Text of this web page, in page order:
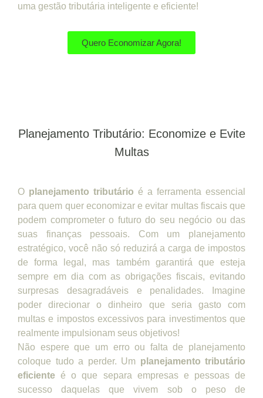
uma gestão tributária inteligente e eficiente!
Quero Economizar Agora!
Planejamento Tributário: Economize e Evite
Multas
O planejamento tributário é a ferramenta essencial
para quem quer economizar e evitar multas fiscais que
podem comprometer o futuro do seu negócio ou das
suas finanças pessoais. Com um planejamento
estratégico, você não só reduzirá a carga de impostos
de forma legal, mas também garantirá que esteja
sempre em dia com as obrigações fiscais, evitando
surpresas desagradáveis e penalidades. Imagine
poder direcionar o dinheiro que seria gasto com
multas e impostos excessivos para investimentos que
realmente impulsionam seus objetivos!
Não espere que um erro ou falta de planejamento
coloque tudo a perder. Um planejamento tributário
eficiente é o que separa empresas e pessoas de
sucesso daquelas que vivem sob o peso de